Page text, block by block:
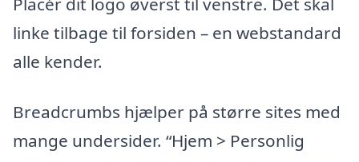
linke tilbage til forsiden – en webstandard
alle kender.
Breadcrumbs hjælper på større sites med
mange undersider. “Hjem > Personlig